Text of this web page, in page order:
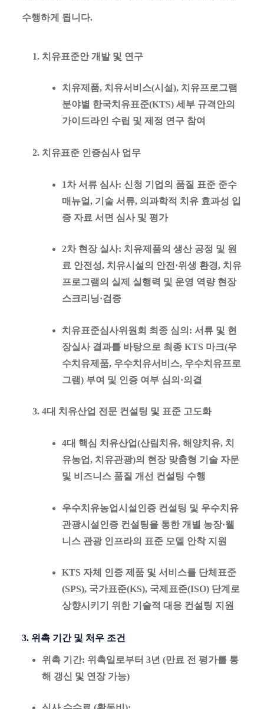
수행하게 됩니다.
치유표준안 개발 및 연구
치유제품, 치유서비스(시설), 치유프로그램
분야별 한국치유표준(KTS) 세부 규격안의
가이드라인 수립 및 제정 연구 참여
치유표준 인증심사 업무
1차 서류 심사: 신청 기업의 품질 표준 준수
매뉴얼, 기술 서류, 의과학적 치유 효과성 입
증 자료 서면 심사 및 평가
2차 현장 실사: 치유제품의 생산 공정 및 원
료 안전성, 치유시설의 안전·위생 환경, 치유
프로그램의 실제 실행력 및 운영 역량 현장
스크리닝·검증
치유표준심사위원회 최종 심의 : 서류 및 현
장실사 결과를 바탕으로 최종 KTS 마크(우
수치유제품, 우수치유서비스, 우수치유프로
그램) 부여 및 인증 여부 심의·의결
4대 치유산업 전문 컨설팅 및 표준 고도화
4대 핵심 치유산업(산림치유, 해양치유, 치
유농업, 치유관광)의 현장 맞춤형 기술 자문
및 비즈니스 품질 개선 컨설팅 수행
우수치유농업시설인증 컨설팅 및 우수치유
관광시설인증 컨설팅을 통한 개별 농장·웰
니스 관광 인프라의 표준 모델 안착 지원
KTS 자체 인증 제품 및 서비스를 단체표준
(SPS), 국가표준(KS), 국제표준(ISO) 단계로
상향시키기 위한 기술적 대응 컨설팅 지원
3. 위촉 기간 및 처우 조건
위촉 기간: 위촉일로부터 3년 (만료 전 평가를 통
해 갱신 및 연장 가능)